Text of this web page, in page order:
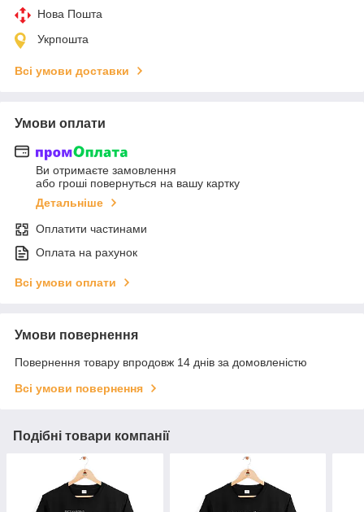
Нова Пошта
Укрпошта
Всі умови доставки
Умови оплати
Ви отримаєте замовлення
або гроші повернуться на вашу картку
Детальніше
Оплатити частинами
Оплата на рахунок
Всі умови оплати
Умови повернення
Повернення товару впродовж 14 днів за домовленістю
Всі умови повернення
Подібні товари компанії